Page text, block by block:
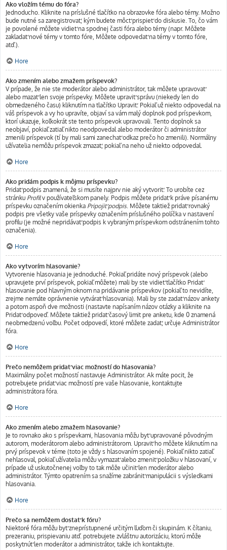
Ako vložím tému do fóra?
Jednoducho. Kliknite na príslušné tlačítko na obrazovke fóra alebo témy. Možno
bude nutné sa zaregistrovať, kým budete môcť prispieť do diskusie. To, čo vám
je povolené môžete vidieť na spodnej časti fóra alebo témy (napr. Môžete
zakladať nové témy v tomto fóre, Môžete odpovedať na témy v tomto fóre,
atď.).
Hore
Ako zmením alebo zmažem príspevok?
V prípade, že nie ste moderátor alebo administrátor, tak môžete upravovať
alebo mazať len svoje príspevky. Môžete upraviť správu (niekedy len do
obmedzeného času) kliknutím na tlačítko Upraviť. Pokiaľ už niekto odpovedal na
váš príspevok a vy ho upravíte, objaví sa vám malý doplnok pod príspevkom,
ktorí ukazuje, koľkokrát ste tento príspevok upravovali. Tento doplnok sa
neobjaví, pokiaľ zatiaľ nikto neodpovedal alebo moderátor či administrátor
zmenili príspevok (tí by mali sami zanechať odkaz prečo ho zmenili). Normálny
užívatelia nemôžu príspevok zmazať, pokiaľ na neho už niekto odpovedal.
Hore
Ako pridám podpis k môjmu príspevku?
Pridať podpis znamená, že si musíte najprv nie aký vytvoriť. To urobíte cez
stránku Profilv používateľskom panely. Podpis môžete pridať k práve písanému
príspevku označením okienka Pripojiť podpis. Môžete taktiež pridať rovnaký
podpis pre všetky vaše príspevky označením príslušného políčka v nastavení
profilu (je možné nepridávať podpis k vybraným príspevkom odstránením tohto
označenia).
Hore
Ako vytvorím hlasovanie?
Vytvorenie hlasovania je jednoduché. Pokiaľ pridáte nový príspevok (alebo
upravujete prví príspevok, pokiaľ môžete) mali by ste vidieť tlačítko Pridať
hlasovanie pod hlavným oknom na pridávanie príspevkov (pokiaľ to nevidíte,
zrejme nemáte oprávnenie vytvárať hlasovania). Mali by ste zadať názov ankety
a potom aspoň dve možnosti (nastavte napísaním názov otázky a kliknite na
Pridať odpoveď. Môžete taktiež pridať časový limit pre anketu, kde 0 znamená
neobmedzenú voľbu. Počet odpovedí, ktoré môžete zadať, určuje Administrátor
fóra.
Hore
Prečo nemôžem pridať viac možností do hlasovania?
Maximálny počet možností nastavuje Administrátor. Ak máte pocit, že
potrebujete pridať viac možností pre vaše hlasovanie, kontaktujte
administrátora fóra.
Hore
Ako zmením alebo zmažem hlasovanie?
Je to rovnako ako s príspevkami, hlasovania môžu byť upravované pôvodným
autorom, moderátorom alebo administrátorom. Upraviť ho môžete kliknutím na
prvý príspevok v téme (toto je vždy s hlasovaním spojené). Pokiaľ nikto zatiaľ
nehlasoval, pokiaľ užívatelia môžu vymazať alebo zmeniť položku v hlasovaní, v
prípade už uskutočnenej voľby to tak môže učiniť len moderátor alebo
administrátor. Týmto opatrením sa snažíme zabrániť manipulácii s výsledkami
hlasovania.
Hore
Prečo sa nemôžem dostať k fóru?
Niektoré fóra môžu byť zneprístupnené určitým ľuďom či skupinám. K čítaniu,
prezeraniu, prispievaniu atď. potrebujete zvláštnu autorizáciu, ktorú môže
poskytnúť len moderátor a administrátor, takže ich kontaktujte.